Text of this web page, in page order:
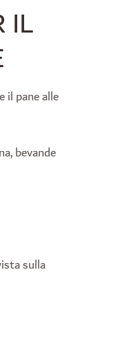
IL
il pane alle
bevande
sulla